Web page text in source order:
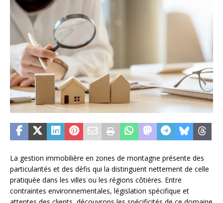
La gestion immobilière en zones de montagne présente des
particularités et des défis qui la distinguent nettement de celle
pratiquée dans les villes ou les régions côtières. Entre
contraintes environnementales, législation spécifique et